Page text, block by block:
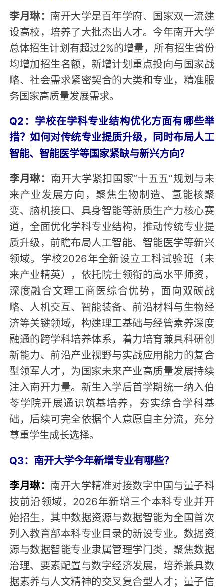
李月琳： 南开大学是百年学府、国家双一流建
设高校，培养了大批杰出人才。今年南开大学
总体招生计划有超过2%的增量，所有招生省份
均增加招生名额，新增计划重点投向与国家战
略、社会需求紧密契合的大类和专业，精准服
务国家高质量发展需求。
Q2：学校在学科专业结构优化方面有哪些举
措？如何对传统专业提质升级，同时布局人工
智能、智能医学等国家紧缺与新兴方向？
李月琳： 南开大学紧扣国家“十五五”规划与未
来产业发展方向，聚焦生物制造、氢能核聚
变、脑机接口、具身智能等新质生产力核心赛
道，全面优化学科专业结构，推动传统专业提
质升级，前瞻布局人工智能、智能医学等新兴
领域。学校2026年全新设立工科试验班（未
来产业精英），依托院士领衔的高水平师资，
深度融合文理工商医综合优势，面向双碳战
略、人机交互、智能装备、前沿材料与生物经
济等关键领域，构建理工基础与经管素养深度
融通的跨学科培养体系，着力培育兼具科研创
新能力、前沿产业视野与实战应用能力的复合
型领军人才，为国家未来产业高质量发展持续
注入南开力量。新生入学后首学期统一纳入伯
苓学院开展通识筑基培养，夯实综合学科基
础，后续可完全依据个人意愿自主分流，充分
尊重学生成长选择。
Q3：南开大学今年新增专业有哪些？
李月琳： 南开大学精准对接数字中国与量子科
技前沿领域，2026年新增三个本科专业并开
始招生，其中数据资源与数据智能为全国首次
列入教育部本科专业目录的新设专业。数据资
源与数据智能专业隶属管理学门类，聚焦数据
治理、要素配置与数字经济发展，培养兼具数
据素养与人文精神的交叉复合型人才；量子信